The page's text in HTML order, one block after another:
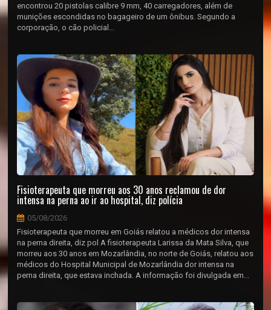
encontrou 20 pistolas calibre 9 mm, 40 carregadores, além de
munições escondidas no bagageiro de um ônibus. Segundo a
corporação, o cão policial...
Fisioterapeuta que morreu aos 30 anos reclamou de dor
intensa na perna ao ir ao hospital, diz polícia
05/08/2026
Fisioterapeuta que morreu em Goiás relatou a médicos dor intensa
na perna direita, diz pol A fisioterapeuta Larissa da Mata Silva, que
morreu aos 30 anos em Mozarlândia, no norte de Goiás, relatou aos
médicos do Hospital Municipal de Mozarlândia dor intensa na
perna direita, que estava inchada. A informação foi divulgada em...